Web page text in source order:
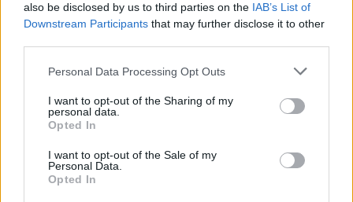
also be disclosed by us to third parties on the IAB’s List of
Downstream Participants that may further disclose it to other
Please note that this website/app uses one or more Google
not limited to your visit or usage behaviour. You may click to
grant or deny consent to Google and its third-party tags to
use your data for below specified purposes in below Google
consent section.
Personal Data Processing Opt Outs
I want to opt-out of the Sharing of my
personal data.
Opted In
I want to opt-out of the Sale of my
Personal Data.
Opted In
Hétfő van, zárva vagyunk.